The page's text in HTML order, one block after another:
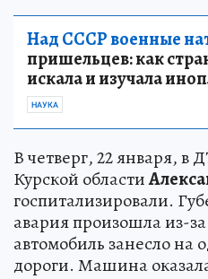
Над СССР военные
пришельцев: как
искала и изучала
НАУКА
В четверг, 22 января, в
Курской области
госпитализировали.
авария произошла из-
автомобиль занесло на
дороги. Машина